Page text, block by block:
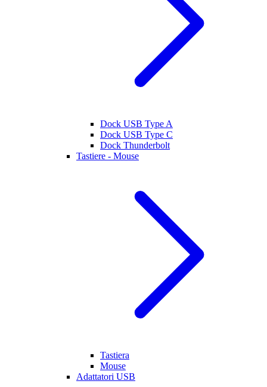
Dock USB Type A
Dock USB Type C
Dock Thunderbolt
Tastiere - Mouse
Tastiera
Mouse
Adattatori USB